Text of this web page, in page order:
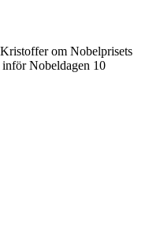
om Nobelprisets
Nobeldagen 10